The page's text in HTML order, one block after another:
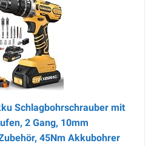
Schlagbohrschrauber mit
2 Gang, 10mm
45Nm Akkubohrer